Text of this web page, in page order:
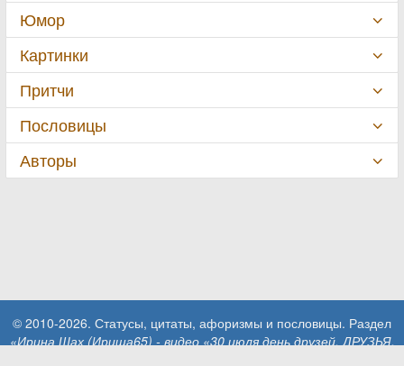
Юмор
Картинки
Притчи
Пословицы
Авторы
© 2010-2026. Статусы, цитаты, афоризмы и пословицы. Раздел
«Ирина Шах (Ириша65) - видео «30 июля день друзей. ДРУЗЬЯ.